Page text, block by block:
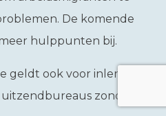
De komende
hulppunten bij.
geldt ook voor inleners
zonder